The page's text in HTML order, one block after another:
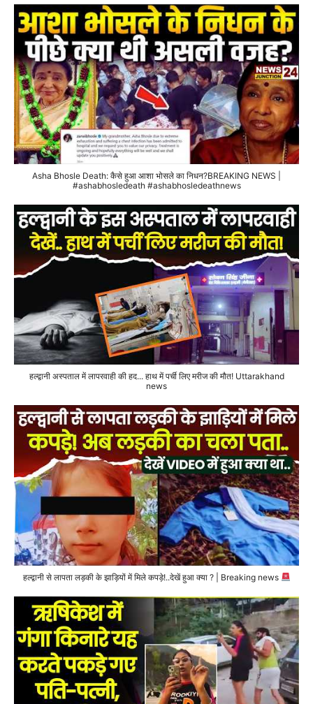
Asha Bhosle Death: कैसे हुआ आशा भोसले का निधन?BREAKING NEWS |
#ashabhosledeath #ashabhosledeathnews
हल्द्वानी अस्पताल में लापरवाही की हद... हाथ में पर्ची लिए मरीज की मौत! Uttarakhand
news
हल्द्वानी से लापता लड़की के झाड़ियों में मिले कपड़े!..देखें हुआ क्या ? | Breaking news